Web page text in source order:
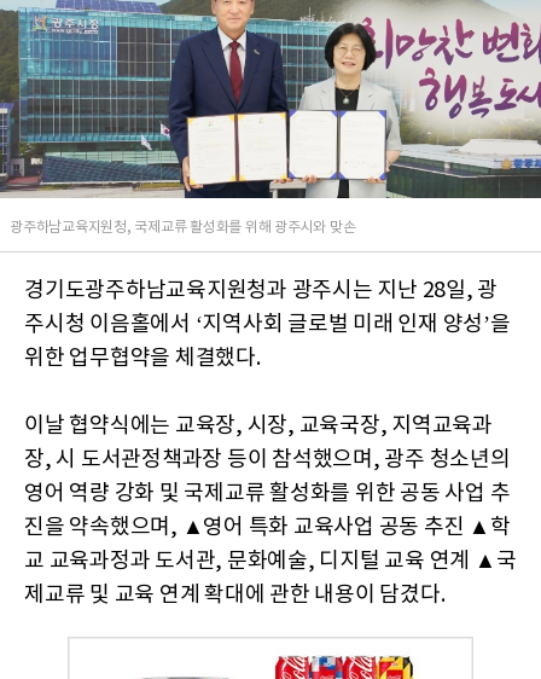
광주하남교육지원청, 국제교류 활성화를 위해 광주시와 맞손
경기도광주하남교육지원청과 광주시는 지난 28일, 광
주시청 이음홀에서 ‘지역사회 글로벌 미래 인재 양성’을
위한 업무협약을 체결했다.
이날 협약식에는 교육장, 시장, 교육국장, 지역교육과
장, 시 도서관정책과장 등이 참석했으며, 광주 청소년의
영어 역량 강화 및 국제교류 활성화를 위한 공동 사업 추
진을 약속했으며, ▲영어 특화 교육사업 공동 추진 ▲학
교 교육과정과 도서관, 문화예술, 디지털 교육 연계 ▲국
제교류 및 교육 연계 확대에 관한 내용이 담겼다.